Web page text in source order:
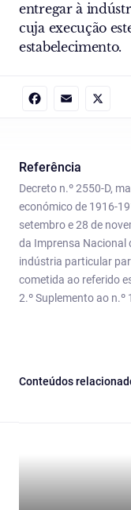
entregar à
cuja execução
estabelecimento.
Referência
Decreto n.º 2550-D,
económico de 1916-
setembro e 28 de
da Imprensa Nacional
indústria particular
cometida ao referido
2.º Suplemento ao n.º
Conteúdos